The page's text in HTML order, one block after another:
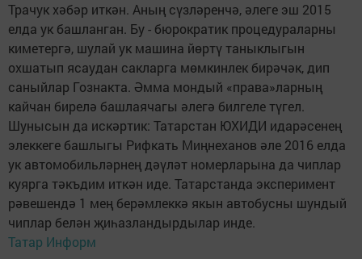
Трачук хәбәр иткән. Аның сүзләренчә, әлеге эш 2015
елда ук башланган. Бу - бюрократик процедураларны
киметергә, шулай ук машина йөртү таныклыгын
охшатып ясаудан сакларга мөмкинлек бирәчәк, дип
саныйлар Гознакта. Әмма мондый «права»ларның
кайчан бирелә башлаячагы әлегә билгеле түгел.
Шунысын да искәртик: Татарстан ЮХИДИ идарәсенең
элеккеге башлыгы Рифкать Миңнеханов әле 2016 елда
ук автомобильләрнең дәүләт номерларына да чиплар
куярга тәкъдим иткән иде. Татарстанда эксперимент
рәвешендә 1 мең берәмлеккә якын автобусны шундый
чиплар белән җиһазландырдылар инде.
Татар Информ